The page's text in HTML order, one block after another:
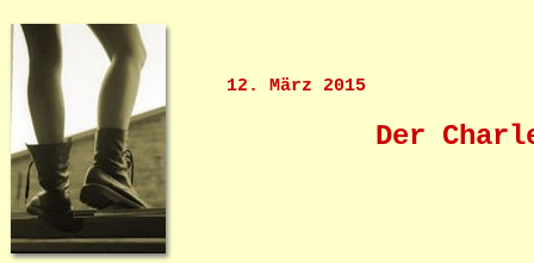
12. März 2015
Der